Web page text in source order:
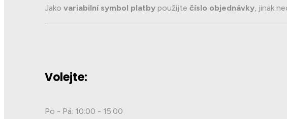
Jako variabilní symbol platbypoužijte číslo objednávky, jinak
Volejte:
Po - Pá: 10:00 - 15:00